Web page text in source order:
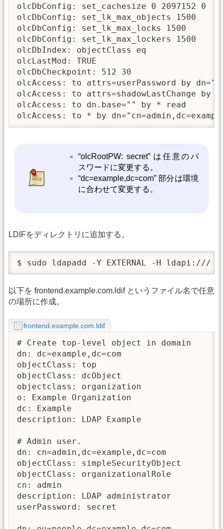
olcDbConfig: set_cachesize 0 2097152 0
olcDbConfig: set_lk_max_objects 1500
olcDbConfig: set_lk_max_locks 1500
olcDbConfig: set_lk_max_lockers 1500
olcDbIndex: objectClass eq
olcLastMod: TRUE
olcDbCheckpoint: 512 30
olcAccess: to attrs=userPassword by
olcAccess: to attrs=shadowLastChange
olcAccess: to dn.base="" by * read
“olcRootPW: secret” は任意のパ
スワードに変更する。
“dc=example,dc=com” 部分は環境
に合わせて変更する。
LDIFをディレクトリに追加する。
$ sudo ldapadd -Y EXTERNAL -H ldapi:///
以下を frontend.example.com.ldif というファイル名で任意
の場所に作成。
frontend.example.com.ldif
# Create top-level object in domain
dn: dc=example,dc=com
objectClass: top
objectClass: dcObject
objectclass: organization
o: Example Organization
dc: Example
description: LDAP Example
# Admin user.
dn: cn=admin,dc=example,dc=com
objectClass: simpleSecurityObject
objectClass: organizationalRole
cn: admin
description: LDAP administrator
userPassword: secret